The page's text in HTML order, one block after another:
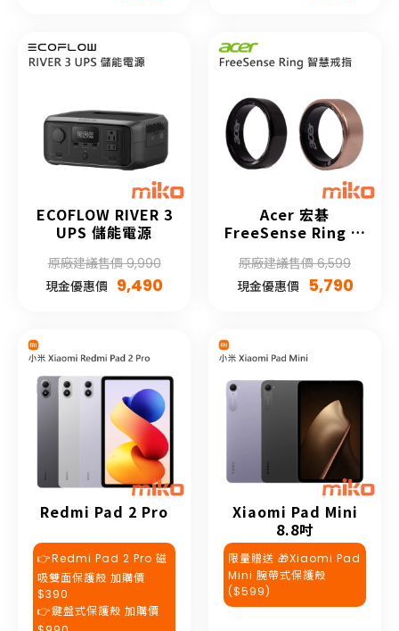
ECOFLOW RIVER 3
UPS 儲能電源
原廠建議售價 9,990
現金優惠價 9,490
Acer 宏碁
FreeSense Ring 智
原廠建議售價 6,599
現金優惠價
5,790
Redmi Pad 2 Pro
👉Redmi Pad 2 Pro 磁
吸雙面保護殼 加購價
$390
👉鍵盤式保護殼 加購價
Xiaomi Pad Mini
8.8吋
限量贈送 🎁Xiaomi Pad
Mini 腕帶式保護殼
($599)